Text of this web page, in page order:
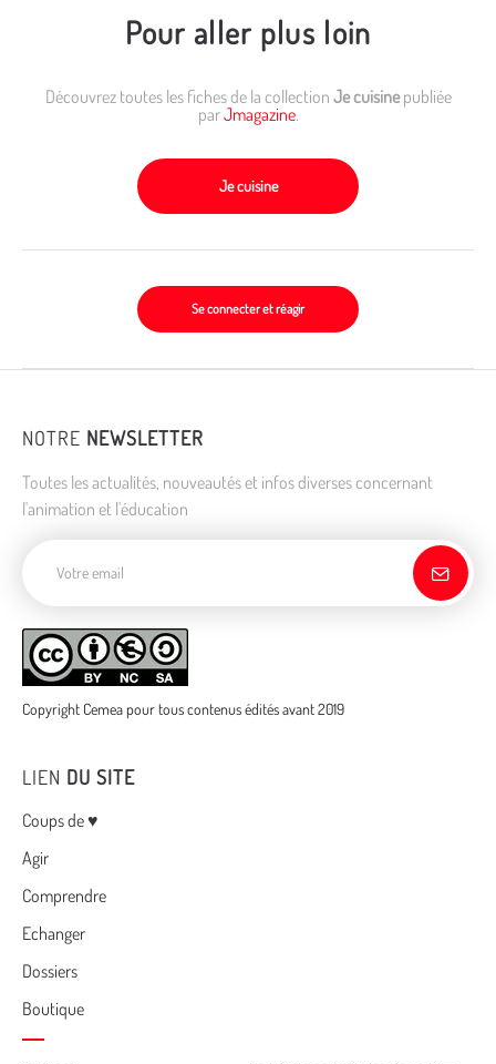
Pour aller plus loin
Découvrez toutes les fiches de la collection Je cuisinepubliée
parJmagazine.
Je cuisine
Se connecter et réagir
NOTRE NEWSLETTER
Toutes les actualités, nouveautés et infos diverses concernant
l'animation et l'éducation
Copyright Cemea pour tous contenus édités avant 2019
LIEN DU SITE
Menu
Coups de ♥
Agir
Comprendre
Echanger
Dossiers
Boutique